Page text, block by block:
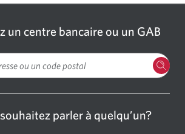
un centre bancaire ou un GAB
parler à quelqu’un?